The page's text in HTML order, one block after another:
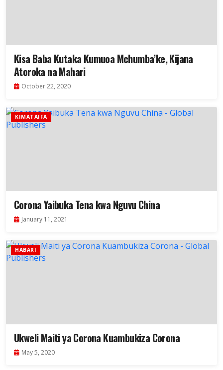
Kisa Baba Kutaka Kumuoa Mchumba’ke, Kijana
Atoroka na Mahari
October 22, 2020
KIMATAIFA
Corona Yaibuka Tena kwa Nguvu China
January 11, 2021
HABARI
Ukweli Maiti ya Corona Kuambukiza Corona
May 5, 2020